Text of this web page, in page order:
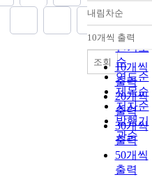
정확도
순
인기도
순
연도순
제목순
저자순
발행기
관순
내림차순
내림차
10개씩 출력
10개씩
출력
20개씩
출력
30개씩
출력
50개씩
출력
조회